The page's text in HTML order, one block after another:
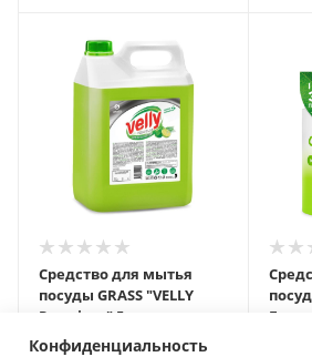
Средство для мытья
посуды GRASS "VELLY
Premium" 5л
360502/125425
Конфиденциальность